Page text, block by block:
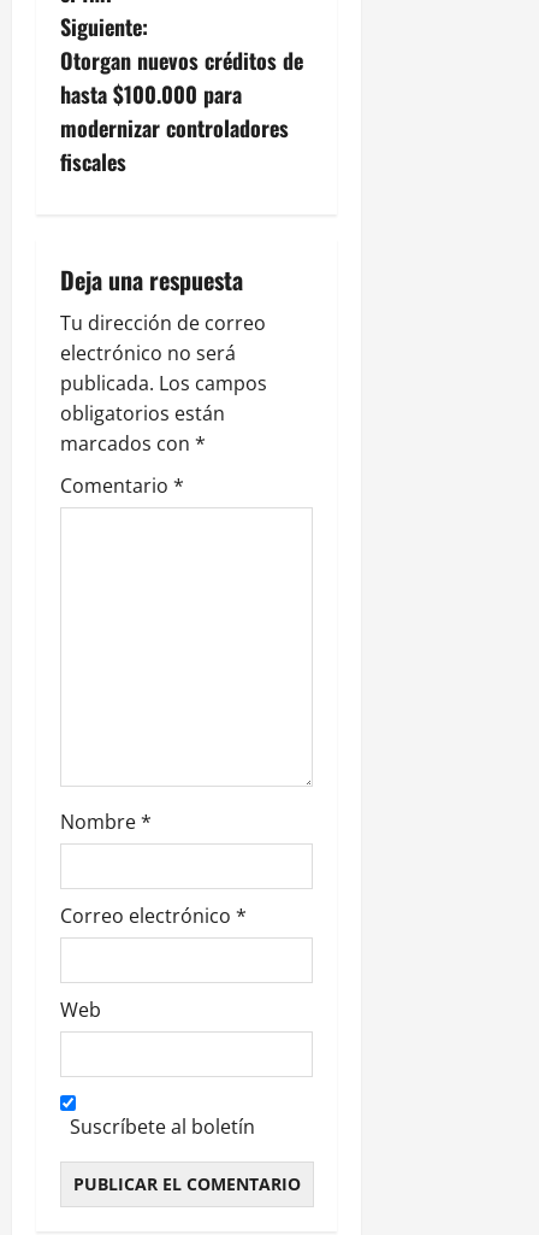
e
g
a
c
ó
n
d
e
e
n
a
s
Siguiente:
Otorgan nuevos créditos de
hasta $100.000 para
modernizar controladores
fiscales
Deja una respuesta
Tu dirección de correo
electrónico no será
publicada. Los campos
obligatorios están
marcados con *
Comentario *
Nombre*
Correo electrónico *
Web
Suscríbete al boletín